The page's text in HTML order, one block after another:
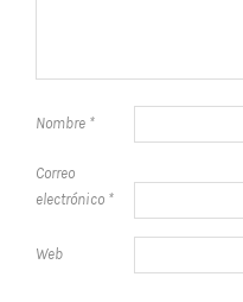
Nombre *
Correo
electrónico *
Web